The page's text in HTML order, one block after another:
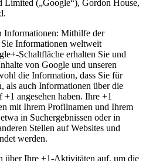
Limited („Google“), Gordon House,
Informationen: Mithilfe der
Informationen weltweit
Schaltfläche erhalten Sie und
von Google und unseren
die Information, dass Sie für
als auch Informationen über die
angesehen haben. Ihre +1
mit Ihrem Profilnamen und Ihrem
in Suchergebnissen oder in
Stellen auf Websites und
werden.
über Ihre +1-Aktivitäten auf, um die